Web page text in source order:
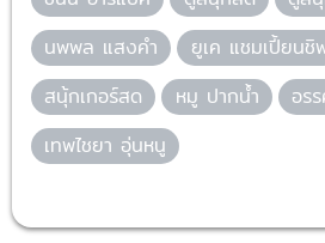
นพพล แสงคำ
ยูเค แชมเปี้ยนชิ
สนุ้กเกอร์สด
หมู ปากน้ำ
อร
เทพไชยา อุ่นหนู